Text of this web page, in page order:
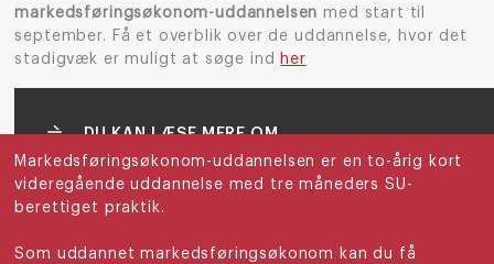
markedsføringsøkonom-uddannelsen med start til
september. Få et overblik over de uddannelse, hvor det
stadigvæk er muligt at søge ind
her
DU KAN LÆSE MERE OM
MARKEDSFØRINGSØKONOMUDDANNELSE
HER
Markedsføringsøkonom-uddannelsen er en to-årig kort
videregående uddannelse med tre måneders SU-
berettiget praktik.
Som uddannet markedsføringsøkonom kan du få